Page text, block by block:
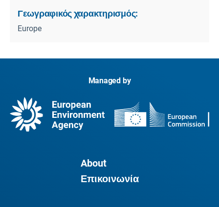
Γεωγραφικός χαρακτηρισμός:
Europe
Managed by
About
Επικοινωνία